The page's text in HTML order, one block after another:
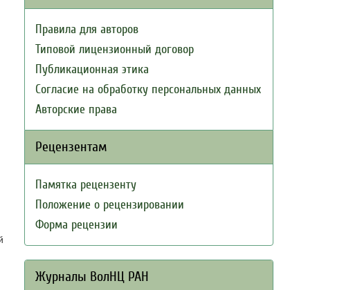
Правила для авторов
Типовой лицензионный договор
Публикационная этика
Согласие на обработку персональных данных
Авторские права
Рецензентам
Памятка рецензенту
Положение о рецензировании
Форма рецензии
Журналы ВолНЦ РАН